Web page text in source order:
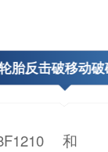
胎反击破移动
和